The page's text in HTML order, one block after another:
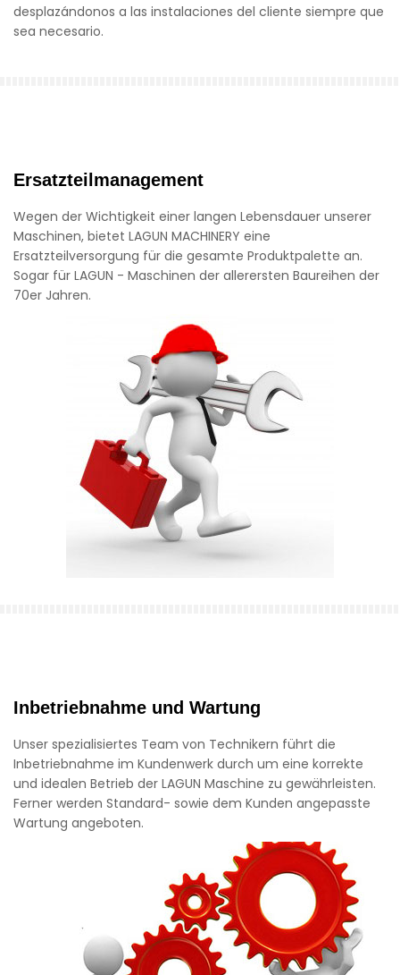
desplazándonos a las instalaciones del cliente siempre que
sea necesario.
Ersatzteilmanagement
Wegen der Wichtigkeit einer langen Lebensdauer unserer
Maschinen, bietet LAGUN MACHINERY eine
Ersatzteilversorgung für die gesamte Produktpalette an.
Sogar für LAGUN - Maschinen der allerersten Baureihen der
70er Jahren.
Inbetriebnahme und Wartung
Unser spezialisiertes Team von Technikern führt die
Inbetriebnahme im Kundenwerk durch um eine korrekte
und idealen Betrieb der LAGUN Maschine zu gewährleisten.
Ferner werden Standard- sowie dem Kunden angepasste
Wartung angeboten.